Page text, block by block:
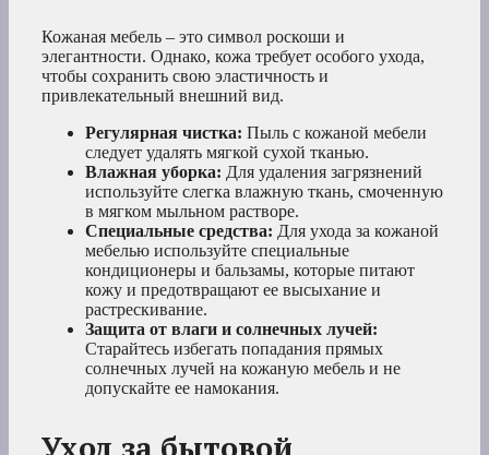
Кожаная мебель – это символ роскоши и
элегантности. Однако, кожа требует особого ухода,
чтобы сохранить свою эластичность и
привлекательный внешний вид.
Регулярная чистка: Пыль с кожаной мебели
следует удалять мягкой сухой тканью.
Влажная уборка: Для удаления загрязнений
используйте слегка влажную ткань, смоченную
в мягком мыльном растворе.
Специальные средства: Для ухода за кожаной
мебелью используйте специальные
кондиционеры и бальзамы, которые питают
кожу и предотвращают ее высыхание и
растрескивание.
Защита от влаги и солнечных лучей:
Старайтесь избегать попадания прямых
солнечных лучей на кожаную мебель и не
допускайте ее намокания.